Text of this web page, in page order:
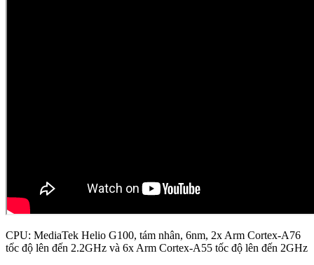
CPU: MediaTek Helio G100, tám nhân, 6nm, 2x Arm Cortex-A76
tốc độ lên đến 2.2GHz và 6x Arm Cortex-A55 tốc độ lên đến 2GHz